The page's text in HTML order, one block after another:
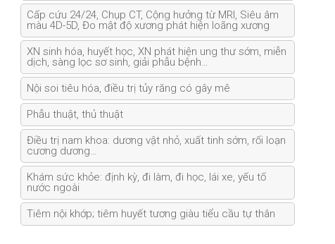
Cấp cứu 24/24, Chụp CT, Cộng hưởng từ MRI, Siêu âm
màu 4D-5D, Đo mật độ xương phát hiện loãng xương
XN sinh hóa, huyết học, XN phát hiện ung thư sớm, miễn
dịch, sàng lọc sơ sinh, giải phẫu bệnh…
Nội soi tiêu hóa, điều trị tủy răng có gây mê
Phẫu thuật, thủ thuật
Điều trị nam khoa: dương vật nhỏ, xuất tinh sớm, rối loạn
cương dương…
Khám sức khỏe: định kỳ, đi làm, đi học, lái xe, yếu tố
nước ngoài
Tiêm nội khớp; tiêm huyết tương giàu tiểu cầu tự thân